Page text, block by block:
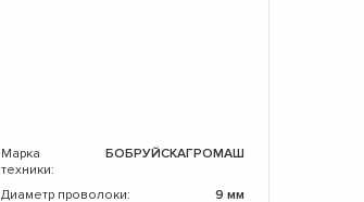
Марка
техники:
БОБРУЙСКАГРОМАШ
Диаметр проволоки:
9 мм